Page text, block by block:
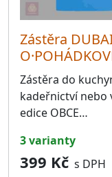
Zástěra
Zástěra do
kadeřnictví nebo
edice OBCE…
3 varianty
399 Kč s DPH